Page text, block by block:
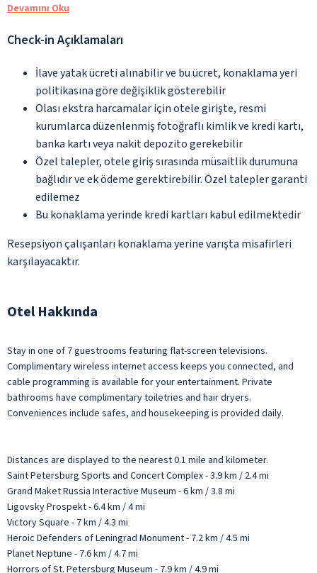
Devamını Oku
Check-in Açıklamaları
İlave yatak ücreti alınabilir ve bu ücret, konaklama yeri
politikasına göre değişiklik gösterebilir
Olası ekstra harcamalar için otele girişte, resmi
kurumlarca düzenlenmiş fotoğraflı kimlik ve kredi kartı,
banka kartı veya nakit depozito gerekebilir
Özel talepler, otele giriş sırasında müsaitlik durumuna
bağlıdır ve ek ödeme gerektirebilir. Özel talepler garanti
edilemez
Bu konaklama yerinde kredi kartları kabul edilmektedir
Resepsiyon çalışanları konaklama yerine varışta misafirleri
karşılayacaktır.
Otel Hakkında
Stay in one of 7 guestrooms featuring flat-screen televisions.
Complimentary wireless internet access keeps you connected, and
cable programming is available for your entertainment. Private
bathrooms have complimentary toiletries and hair dryers.
Conveniences include safes, and housekeeping is provided daily.
Distances are displayed to the nearest 0.1 mile and kilometer.
Saint Petersburg Sports and Concert Complex - 3.9 km / 2.4 mi
Grand Maket Russia Interactive Museum - 6 km / 3.8 mi
Ligovsky Prospekt - 6.4 km / 4 mi
Victory Square - 7 km / 4.3 mi
Heroic Defenders of Leningrad Monument - 7.2 km / 4.5 mi
Planet Neptune - 7.6 km / 4.7 mi
Horrors of St. Petersburg Museum - 7.9 km / 4.9 mi